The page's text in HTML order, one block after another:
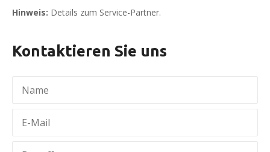
Hinweis: Details zum Service-Partner.
Kontaktieren Sie uns